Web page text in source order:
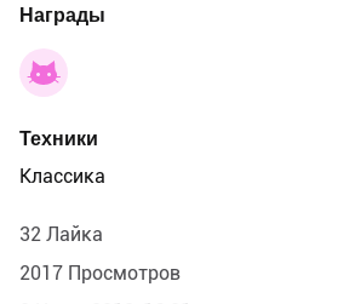
Награды
Техники
Классика
32 Лайка
2017 Просмотров